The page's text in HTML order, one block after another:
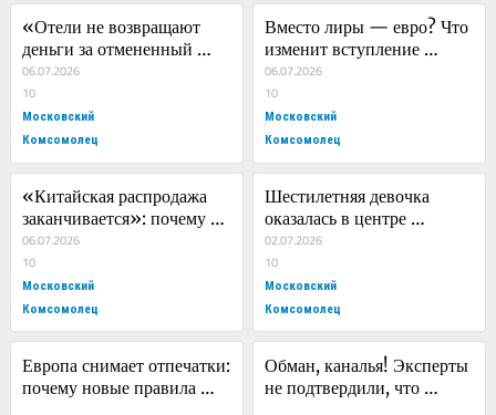
«Отели не возвращают
деньги за отмененный
отпуск»: юрист объяснил,
как забрать свои средства,
если планы изменились
06.07.2026
10
Московский
Комсомолец
Вместо лиры — евро? Что
изменит вступление
Турции в европейскую
платежную систему
06.07.2026
10
Московский
Комсомолец
«Китайская распродажа
заканчивается»: почему
Европа объявила войну
дешевым маркетплейсам и
что это значит для россиян
06.07.2026
10
Московский
Комсомолец
Шестилетняя девочка
оказалась в центре
многолетнего семейного
спора
02.07.2026
10
Московский
Комсомолец
Европа снимает отпечатки:
почему новые правила
Обман, каналья! Эксперты
не подтвердили, что